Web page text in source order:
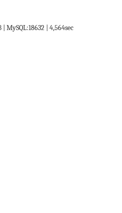
MySQL:18632 | 4,564sec